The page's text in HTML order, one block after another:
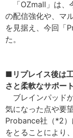
「OZmall」は、
の配信強化や、マ
を見据え、今回「
た。
■リプレイス後は
さと柔軟なサポー
ブレインパッド
気になった点や要
Probance社（*2）
をとることにより